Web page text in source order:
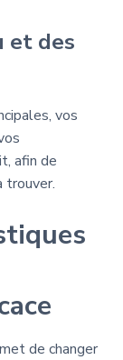
et des
vos
afin de
trouver.
de changer